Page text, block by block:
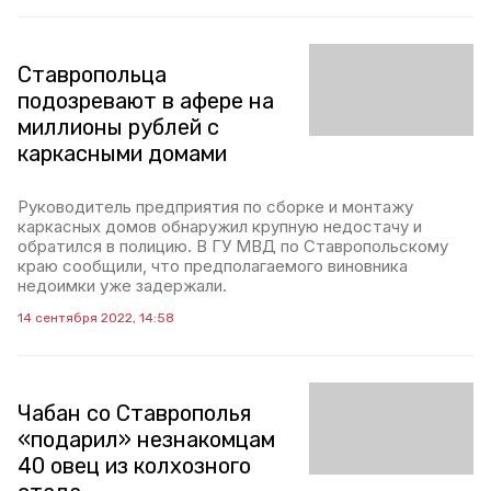
Ставропольца
подозревают в афере на
миллионы рублей с
каркасными домами
Руководитель предприятия по сборке и монтажу
каркасных домов обнаружил крупную недостачу и
обратился в полицию. В ГУ МВД по Ставропольскому
краю сообщили, что предполагаемого виновника
недоимки уже задержали.
14 сентября 2022, 14:58
Чабан со Ставрополья
«подарил» незнакомцам
40 овец из колхозного